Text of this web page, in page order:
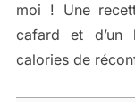
moi ! Une
cafard et d’un
calories de